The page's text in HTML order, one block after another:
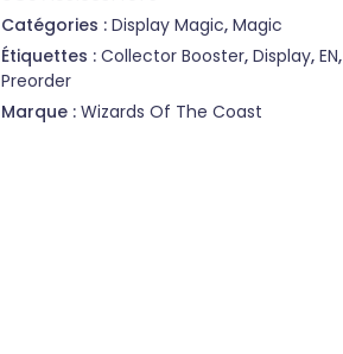
Catégories :Display Magic,Magic
Étiquettes :Collector Booster,Display,EN
Preorder
Marque :Wizards Of The Coast